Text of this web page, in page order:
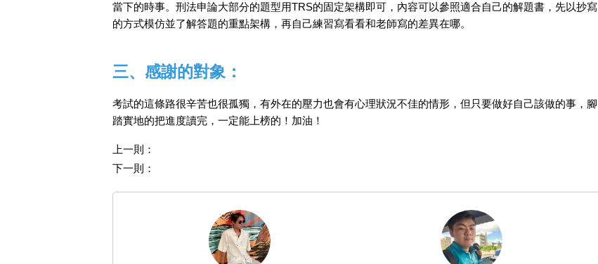
當下的時事。刑法申論大部分的題型用TRS的固定架構即可，內容可以參照適合自己的解題書，先以抄寫
的方式模仿並了解答題的重點架構，再自己練習寫看看和老師寫的差異在哪。
三、感謝的對象：
考試的這條路很辛苦也很孤獨，有外在的壓力也會有心理狀況不佳的情形，但只要做好自己該做的事，腳
踏實地的把進度讀完，一定能上榜的！加油！
上一則：
下一則：